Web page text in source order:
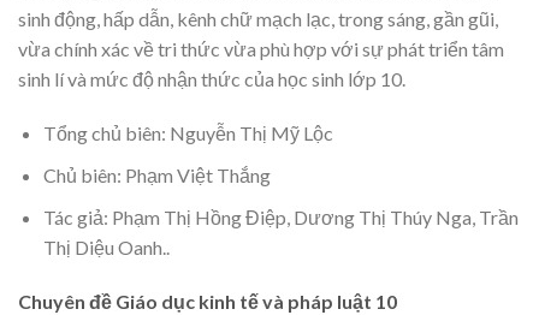
sinh động, hấp dẫn, kênh chữ mạch lạc, trong sáng, gần gũi,
vừa chính xác về tri thức vừa phù hợp với sự phát triển tâm
sinh lí và mức độ nhận thức của học sinh lớp 10.
Tổng chủ biên: Nguyễn Thị Mỹ Lộc
Chủ biên: Phạm Việt Thắng
Tác giả: Phạm Thị Hồng Điệp, Dương Thị Thúy Nga, Trần
Thị Diệu Oanh..
Chuyên đề Giáo dục kinh tế và pháp luật 10